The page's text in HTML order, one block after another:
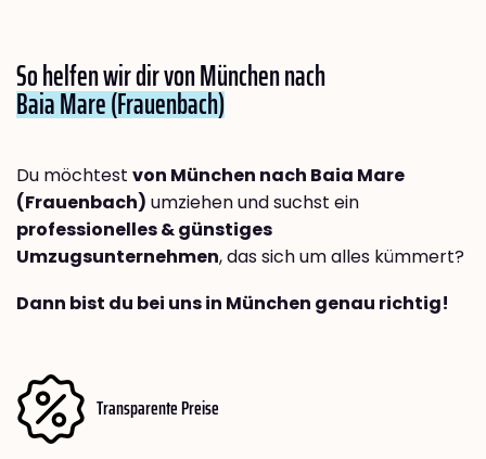
So helfen wir dir von München nach
Baia Mare (Frauenbach)
Du möchtest von München nach Baia Mare
(Frauenbach) umziehen und suchst ein
professionelles & günstiges
Umzugsunternehmen, das sich um alles kümmert?
Dann bist du bei uns in München genau richtig!
Transparente Preise